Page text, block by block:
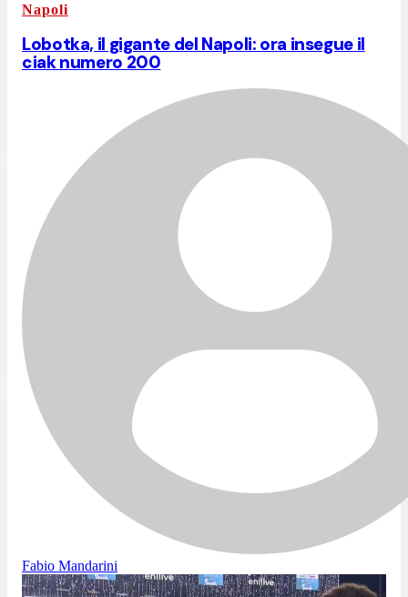
Napoli
Lobotka, il gigante del Napoli: ora insegue il
ciak numero 200
Fabio Mandarini